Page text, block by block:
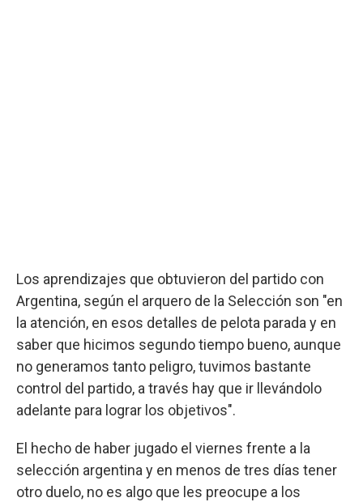
Los aprendizajes que obtuvieron del partido con
Argentina, según el arquero de la Selección son "en
la atención, en esos detalles de pelota parada y en
saber que hicimos segundo tiempo bueno, aunque
no generamos tanto peligro, tuvimos bastante
control del partido, a través hay que ir llevándolo
adelante para lograr los objetivos".
El hecho de haber jugado el viernes frente a la
selección argentina y en menos de tres días tener
otro duelo, no es algo que les preocupe a los